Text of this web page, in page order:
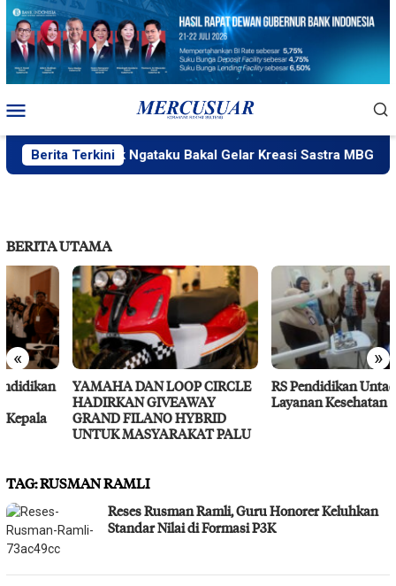
Loncat
konten
Mobile
Berita Terkini
PlakPlik Ngataku Bakal Gelar Kreasi Sastra MBG
BERITA UTAMA
« »
YAMAHA DAN LOOP CIRCLE
HADIRKAN GIVEAWAY
GRAND FILANO HYBRID
UNTUK MASYARAKAT PALU
RS Pendidikan Untad Gelar
Layanan Kesehatan Gratis
TAG:RUSMAN RAMLI
Reses Rusman Ramli, Guru Honorer Keluhkan
Standar Nilai di Formasi P3K